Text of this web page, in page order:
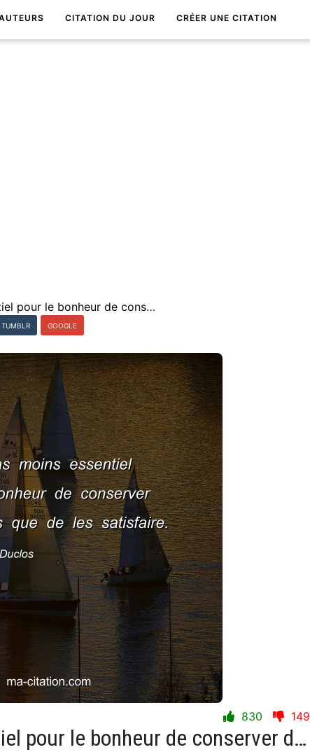
CITATION DU JOUR CRÉER UNE CITATION
Il n'est pas moins essentiel pour le bonheur de conserver des dÃ©sirs que de les satisfaire.
TUMBLR GOOGLE
830 149
Il n'est pas moins essentiel pour le bonheur de conserver des dÃ©sirs que de les satisfaire.